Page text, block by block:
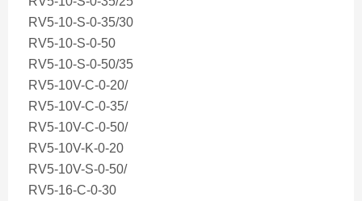
RV5-10-S-0-35/30
RV5-10-S-0-50
RV5-10-S-0-50/35
RV5-10V-C-0-20/
RV5-10V-C-0-35/
RV5-10V-C-0-50/
RV5-10V-K-0-20
RV5-10V-S-0-50/
RV5-16-C-0-30